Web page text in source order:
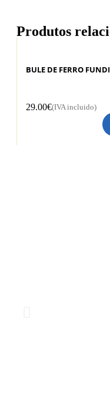
Produtos
BULE DE FERRO
29.00€(IVA incluido)